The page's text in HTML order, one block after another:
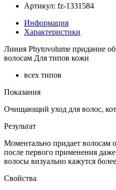
Артикул: fz-1331584
Информация
Характеристики
Линия Phytovolume придание
волосам Для типов кожи
всех типов
Показания
Очищающий уход для волос,
Результат
Моментально придает
после первого применения
волосы визуально кажутся
Свойства